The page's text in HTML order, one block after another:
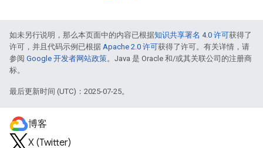
如未另行说明，那么本页面中的内容已根据知识共享署名 4.0 许可获得了
许可，并且代码示例已根据 Apache 2.0 许可获得了许可。有关详情，请
参阅 Google 开发者网站政策。Java 是 Oracle 和/或其关联公司的注册商
标。
最后更新时间 (UTC)：2025-07-25。
博客
X (Twitter)